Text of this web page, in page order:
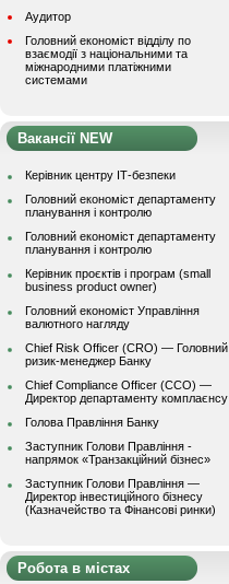
Аудитор
Головний економіст відділу по
взаємодії з національними та
міжнародними платіжними
системами
Вакансії NEW
Керівник центру ІТ-безпеки
Головний економіст департаменту
планування і контролю
Головний економіст департаменту
планування і контролю
Керівник проєктів і програм (small
business product owner)
Головний економіст Управління
валютного нагляду
Chief Risk Officer (CRO) — Головний
ризик-менеджер Банку
Chief Compliance Officer (CCO) —
Директор департаменту комплаєнсу
Голова Правління Банку
Заступник Голови Правління -
напрямок «Транзакційний бізнес»
Заступник Голови Правління —
Директор інвестиційного бізнесу
(Казначейство та Фінансові ринки)
Робота в містах